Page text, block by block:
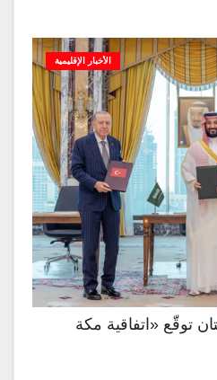
الأخبار الإقليمية
توقّع «اتفاقية مكة